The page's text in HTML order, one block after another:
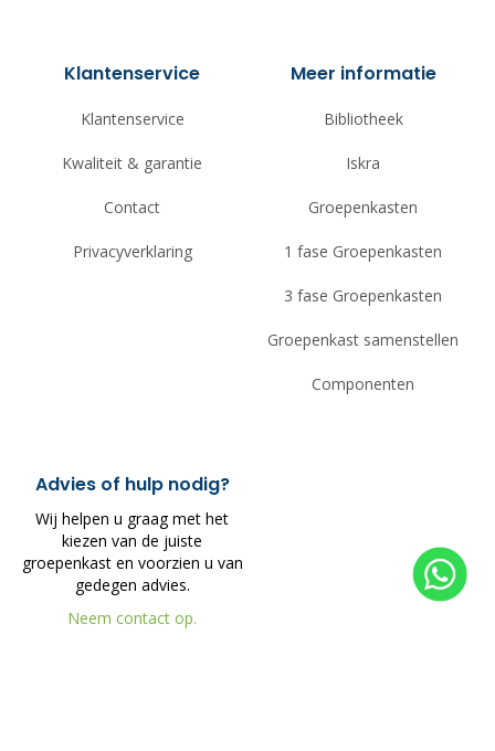
Klantenservice
Klantenservice
Kwaliteit & garantie
Contact
Privacyverklaring
Meer informatie
Bibliotheek
Iskra
Groepenkasten
1 fase Groepenkasten
3 fase Groepenkasten
Groepenkast samenstellen
Componenten
Advies of hulp nodig?
Wij helpen u graag met het
kiezen van de juiste
groepenkast en voorzien u van
gedegen advies.
Neem contact op.